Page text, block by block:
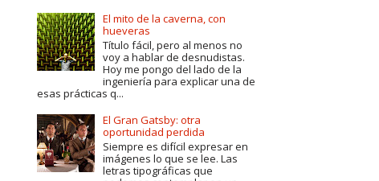
El mito de la caverna, con
hueveras
Título fácil, pero al menos no
voy a hablar de desnudistas.
Hoy me pongo del lado de la
ingeniería para explicar una de
esas prácticas q...
El Gran Gatsby: otra
oportunidad perdida
Siempre es difícil expresar en
imágenes lo que se lee. Las
letras tipográficas que